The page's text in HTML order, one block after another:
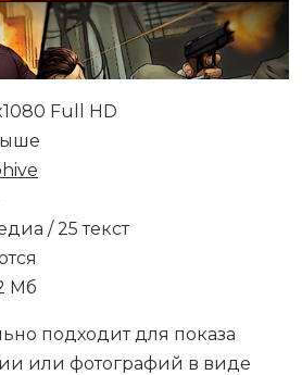
Full HD
/ 25 текст
Мб
подходит для показа
или фотографий в виде